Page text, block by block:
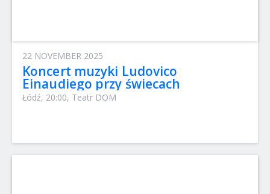
22 NOVEMBER 2025
Koncert muzyki Ludovico
Einaudiego przy świecach
Łódź, 20:00, Teatr DOM